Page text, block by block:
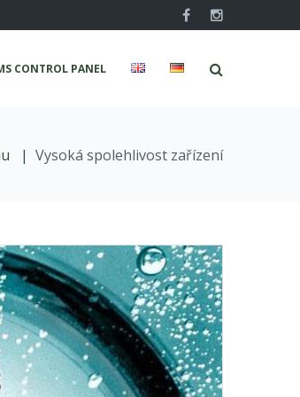
CONTROL PANEL
| Vysoká spolehlivost zařízení